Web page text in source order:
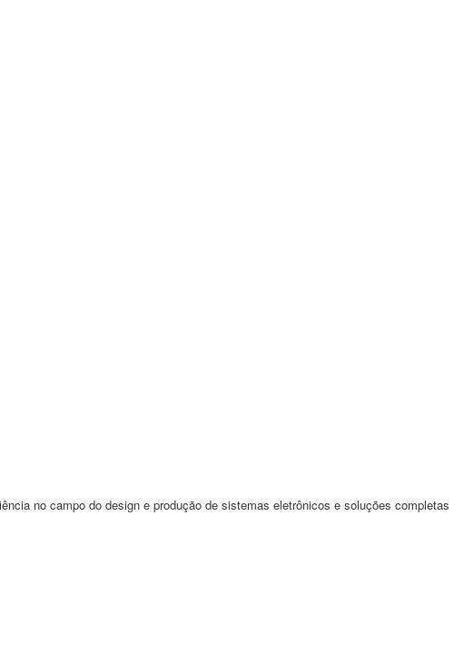
no campo do design e produção de sistemas eletrônicos e soluções completas